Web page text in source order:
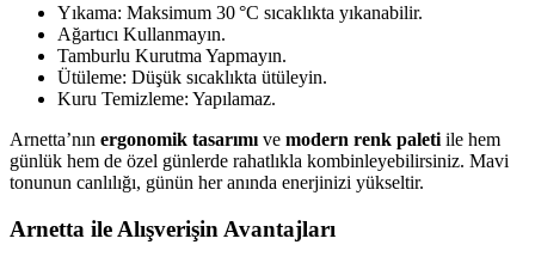
Yıkama: Maksimum 30 °C sıcaklıkta yıkanabilir.
Ağartıcı Kullanmayın.
Tamburlu Kurutma Yapmayın.
Ütüleme: Düşük sıcaklıkta ütüleyin.
Kuru Temizleme: Yapılamaz.
Arnetta’nın ergonomik tasarımı ve modern renk paleti ile hem
günlük hem de özel günlerde rahatlıkla kombinleyebilirsiniz. Mavi
tonunun canlılığı, günün her anında enerjinizi yükseltir.
Arnetta ile Alışverişin Avantajları